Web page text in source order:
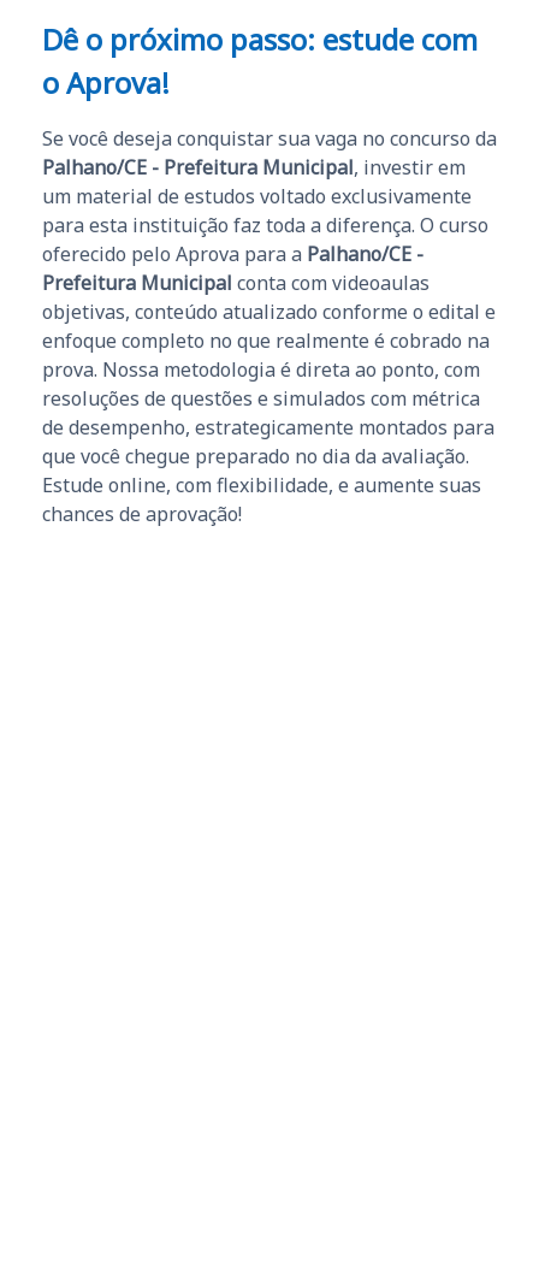
Dê o próximo passo: estude com
o Aprova!
Se você deseja conquistar sua vaga no concurso da
Palhano/CE - Prefeitura Municipal, investir em
um material de estudos voltado exclusivamente
para esta instituição faz toda a diferença. O curso
oferecido pelo Aprova para a Palhano/CE -
Prefeitura Municipal conta com videoaulas
objetivas, conteúdo atualizado conforme o edital e
enfoque completo no que realmente é cobrado na
prova. Nossa metodologia é direta ao ponto, com
resoluções de questões e simulados com métrica
de desempenho, estrategicamente montados para
que você chegue preparado no dia da avaliação.
Estude online, com flexibilidade, e aumente suas
chances de aprovação!